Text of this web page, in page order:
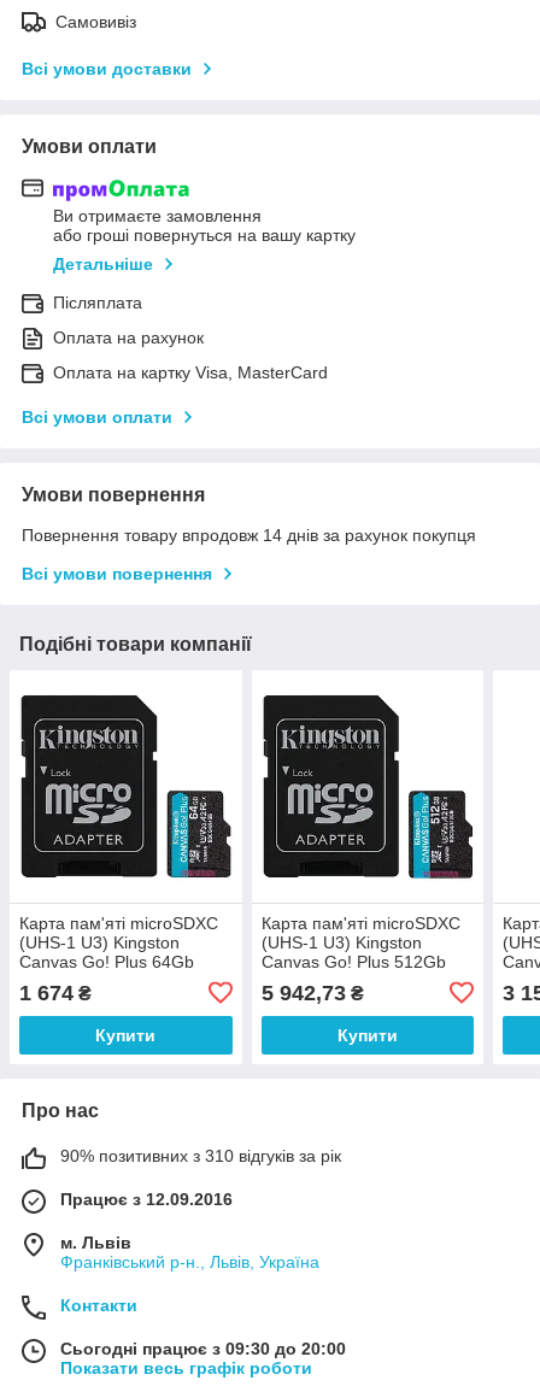
Самовивіз
Всі умови доставки
Умови оплати
Ви отримаєте замовлення
або гроші повернуться на вашу картку
Детальніше
Післяплата
Оплата на рахунок
Оплата на картку Visa, MasterCard
Всі умови оплати
Умови повернення
Повернення товару впродовж 14 днів за рахунок покупця
Всі умови повернення
Подібні товари компанії
Карта пам'яті microSDXC
(UHS-1 U3) Kingston
Canvas Go! Plus 64Gb
(R200MB/s) (adapter SD)
1 674 ₴
Купити
Карта пам'яті microSDXC
(UHS-1 U3) Kingston
Canvas Go! Plus 512Gb
(R200MB/s, W-160MB/s)
(adapter SD)
5 942,73₴
Купити
3
Про нас
90% позитивних з 310 відгуків за рік
Працює з 12.09.2016
м. Львів
Франківський р-н., Львів, Україна
Контакти
Сьогодні працює з 09:30 до 20:00
Показати весь графік роботи